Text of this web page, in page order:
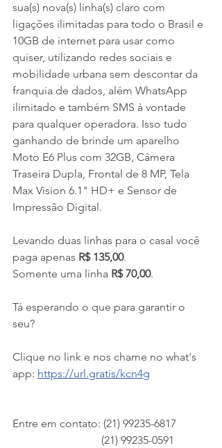
sua(s) nova(s) linha(s) claro com
ligações ilimitadas para todo o Brasil e
10GB de internet para usar como
quiser, utilizando redes sociais e
mobilidade urbana sem descontar da
franquia de dados, além WhatsApp
ilimitado e também SMS à vontade
para qualquer operadora. Isso tudo
ganhando de brinde um aparelho
Moto E6 Plus com 32GB, Câmera
Traseira Dupla, Frontal de 8 MP, Tela
Max Vision 6.1" HD+ e Sensor de
Impressão Digital.
Levando duas linhas para o casal você
paga apenas R$ 135,00.
Somente uma linha R$ 70,00.
Tá esperando o que para garantir o
seu?
Clique no link e nos chame no what's
app: https://url.gratis/kcn4g
Entre em contato: (21) 99235-6817
                                (21) 99235-0591